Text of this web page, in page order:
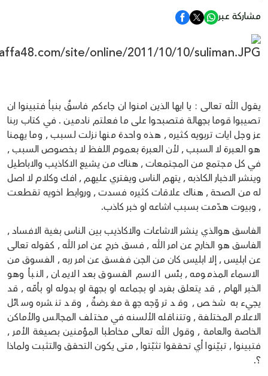
مشاركة عبر
يقول الله تعالى : يا ايها الذين امنوا ان جاءكم فاسقٌ بنبأ فتبينوا ان
تصيبوا قوما بجهالة فتصبحوا على ما فعلتم نادمين . في كتاب ربنا
عز وجل ايات تربويه كثيره , هذه واحدة منها نزلت لسبب , وما يهمنا
هو العبرة لا السبب , لأن العبرة بعموم اللفظ لا بخصوص السبب ,
في كل مجتمع من المجتمعات , هناك من يشيع الاكاذيب والاباطيل
وينشر الاخبار الكاذبه , يتهم الناس ويفتري عليهم , افك وكلام لا اصل
له من الصحة , هناك علاقات كثيره فسدت , وروابط اخويه تقطعت
, وبيوت هدّمت بسبب اشاعه او خبر كاذب.
الفاسق هوالذي ينشر الاشاعات والاكاذيب بين الناس بغية الافساد ,
الفاسق هو الخارج عن امر الله , فسق خرج عن امر الله , كقوله تعالى
عن ابليس , إلا ابليس كان من الجن ففسق عن امر ربه , الفسوق من
الاسماء المذمومه , بئس الاسم الفسوق بعد الايمان , النبأ وهو
الخبر الهام , قد يتعلق بفرد او بجماعه او بجهة او بدوله او بأمّه , قد
يجيء به شخص , وقد تروّجه جهة مغرضةٌ , وقد تنشره وسائل
الاعلام المختلفة , وتتناقله الألسنه في مختلف المجالس والأماكن
الخاصة والعامة , وقول الله تعالى مخاطبا المؤمنين بصيغة الأمر ,
فتبينوا , تبيّنوا أي تحققوا تثبّتوا , متى يكون التحقق والتثبت ولماذا
؟.